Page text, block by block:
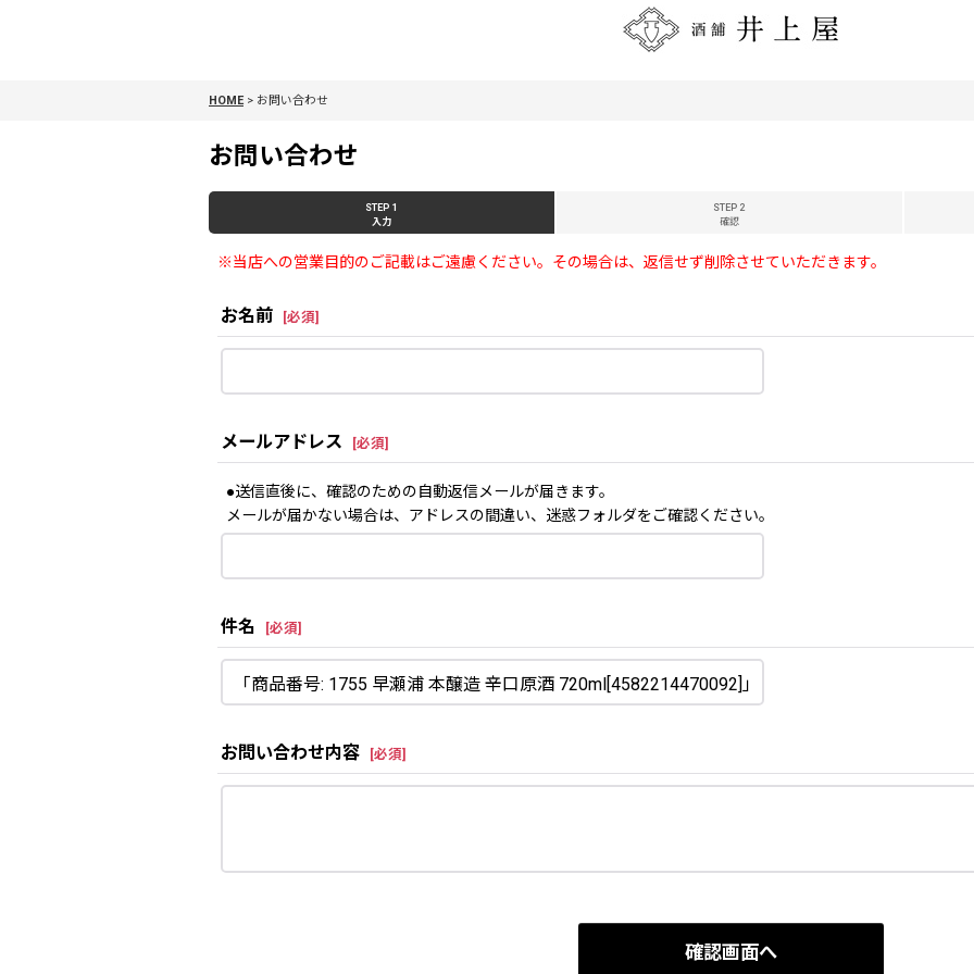
HOME > お問い合わせ
お問い合わせ
STEP 1
入力
STEP 2
確認
※当店への営業目的のご記載はご遠慮ください。その場合は、返信せず削除させていただきます。
お名前 [必須]
メールアドレス [必須]
●送信直後に、確認のための自動返信メールが届きます。
メールが届かない場合は、アドレスの間違い、迷惑フォルダをご確認ください。
件名 [必須]
お問い合わせ内容 [必須]
確認画面へ